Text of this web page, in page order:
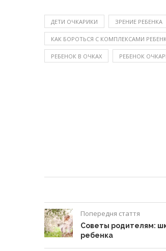
ДЕТИ ОЧКАРИКИ ЗРЕНИЕ РЕБЕНКА
КАК БОРОТЬСЯ С КОМПЛЕКСАМИ
РЕБЕНОК В ОЧКАХ РЕБЕНОК
Попередня стаття
Советы родителям:
ребенка